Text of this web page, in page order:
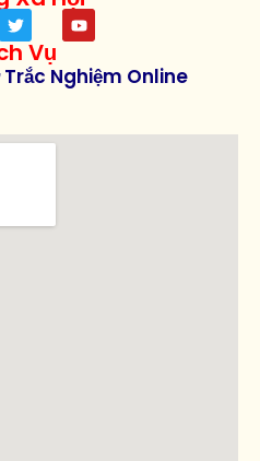
Vụ
Trắc Nghiệm Online